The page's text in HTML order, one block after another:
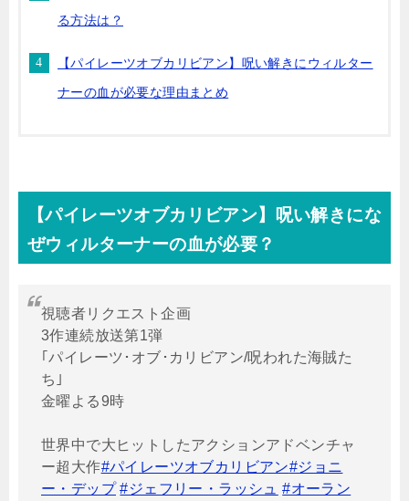
る方法は？
【パイレーツオブカリビアン】呪い解きにウィルター
ナーの血が必要な理由まとめ
【パイレーツオブカリビアン】呪い解きにな
ぜウィルターナーの血が必要？
視聴者リクエスト企画
3作連続放送第1弾
｢パイレーツ･オブ･カリビアン/呪われた海賊た
ち｣
金曜よる9時
世界中で大ヒットしたアクションアドベンチャ
ー超大作#パイレーツオブカリビアン#ジョニ
ー・デップ #ジェフリー・ラッシュ
#オーラン